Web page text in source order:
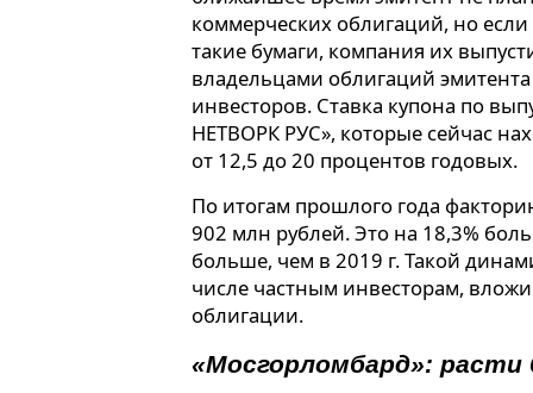
коммерческих облигаций, но
такие бумаги, компания их
владельцами облигаций
инвесторов. Ставка купона по
НЕТВОРК РУС», которые сейчас
от 12,5 до 20 процентов годовых.
По итогам прошлого года
902 млн рублей. Это на 18,3%
больше, чем в 2019 г. Такой
числе частным инвесторам,
облигации.
«Мосгорломбард»: